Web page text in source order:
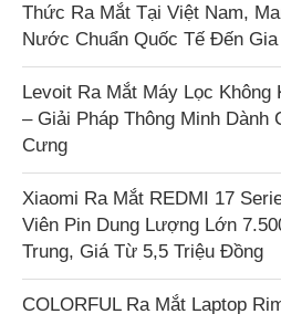
Thức Ra Mắt Tại Việt Nam,
Nước Chuẩn Quốc Tế Đến
Levoit Ra Mắt Máy Lọc
– Giải Pháp Thông Minh Dành
Cưng
Xiaomi Ra Mắt REDMI 17
Viên Pin Dung Lượng Lớn
Trung, Giá Từ 5,5 Triệu Đồng
COLORFUL Ra Mắt Laptop